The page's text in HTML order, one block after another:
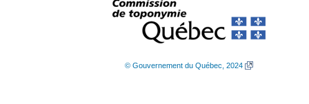
© Gouvernement du Québec, 2024